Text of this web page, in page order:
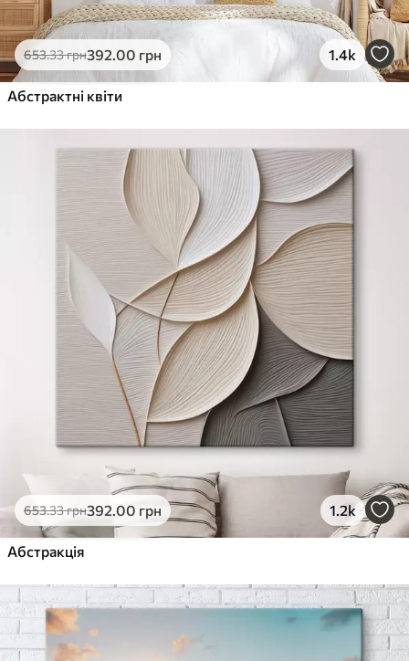
653.33грн392.00 грн 1.4k
Абстрактні квіти
653.33грн392.00 грн 1.2k
Абстракція